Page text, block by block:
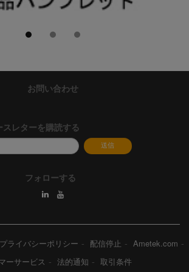
お問い合わせ
スレターを購読する
フォローする
プライバシーポリシー 配信停止
Ametek.com
ーサービス
法的通知 取引条件